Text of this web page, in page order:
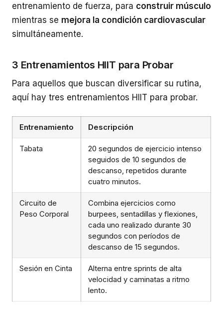
entrenamiento de fuerza, para construir músculo
mientras se mejora la condición cardiovascular
simultáneamente.
3 Entrenamientos HIIT para Probar
Para aquellos que buscan diversificar su rutina,
aquí hay tres entrenamientos HIIT para probar.
Entrenamiento Descripción
Tabata
20 segundos de ejercicio intenso
seguidos de 10 segundos de
descanso, repetidos durante
cuatro minutos.
Circuito de
Peso Corporal
Combina ejercicios como
burpees, sentadillas y flexiones,
cada uno realizado durante 30
segundos con períodos de
descanso de 15 segundos.
Sesión en Cinta
Alterna entre sprints de alta
velocidad y caminatas a ritmo
lento.